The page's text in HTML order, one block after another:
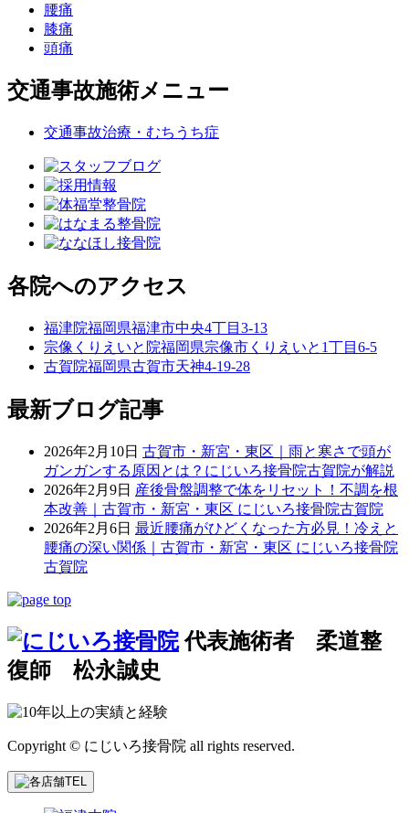
腰痛
膝痛
頭痛
交通事故施術メニュー
交通事故治療・むちうち症
各院へのアクセス
福津院福岡県福津市中央4丁目3-13
宗像くりえいと院福岡県宗像市くりえいと1丁目6-5
古賀院福岡県古賀市天神4-19-28
最新ブログ記事
2026年2月10日 古賀市・新宮・東区｜雨と寒さで頭が
ガンガンする原因とは？にじいろ接骨院古賀院が解説
2026年2月9日 産後骨盤調整で体をリセット！不調を根
本改善｜古賀市・新宮・東区 にじいろ接骨院古賀院
2026年2月6日 最近腰痛がひどくなった方必見！冷えと
腰痛の深い関係｜古賀市・新宮・東区 にじいろ接骨院
古賀院
代表施術者 柔道整
復師 松永誠史
Copyright © にじいろ接骨院 all rights reserved.